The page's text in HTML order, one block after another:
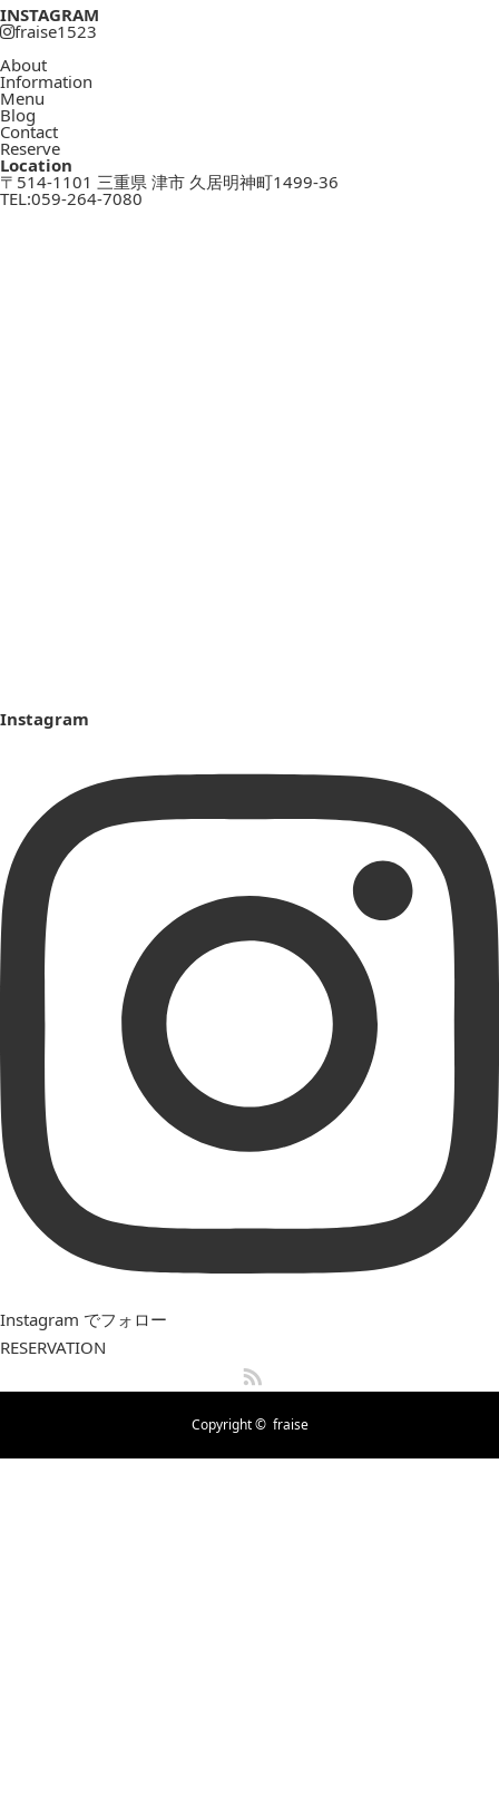
INSTAGRAM
fraise1523
About
Information
Menu
Blog
Contact
Reserve
Location
〒514-1101 三重県 津市 久居明神町1499-36
TEL:059-264-7080
Instagram
Instagram でフォロー
RESERVATION
Copyright © fraise